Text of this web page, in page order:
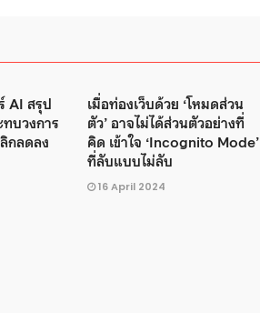
AI สรุป
บวงการ
กลดลง
เมื่อท่องเว็บด้วย ‘โหมดส่วน
ตัว’ อาจไม่ได้ส่วนตัวอย่างที่
คิด เข้าใจ ‘Incognito Mode’
ที่ลับแบบไม่ลับ
16 April 2024